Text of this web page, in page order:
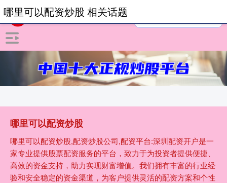
哪里可以配资炒股
哪里可以配资炒股,配资炒股公司,配资平台:深圳配资开户是一
家专业提供股票配资服务的平台，致力于为投资者提供便捷、
高效的资金支持，助力实现财富增值。我们拥有丰富的行业经
验和安全稳定的资金渠道，为客户提供灵活的配资方案和个性
哪里可以配资炒股 相关话题